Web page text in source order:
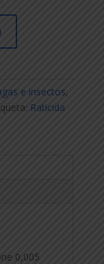
e insectos,
Raticida
0,005